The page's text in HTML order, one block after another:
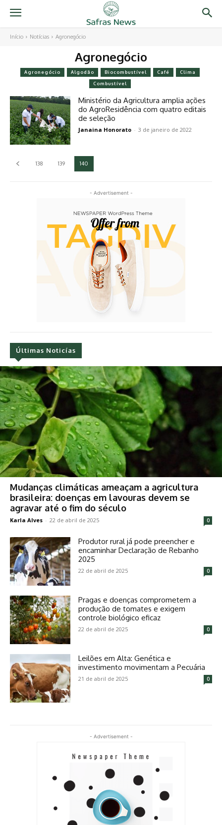
Início Notícias Agronegócio
Agronegócio
Agronegócio Algodão Biocombustível Café Clima
Combustível
- Advertisement -
Últimas Noticías
Mudanças climáticas ameaçam a agricultura
brasileira: doenças em lavouras devem se
agravar até o fim do século
Karla Alves - 22 de abril de 2025 0
Produtor rural já pode preencher e
encaminhar Declaração de Rebanho
2025
22 de abril de 2025 0
Pragas e doenças comprometem a
produção de tomates e exigem
controle biológico eficaz
22 de abril de 2025 0
Leilões em Alta: Genética e
investimento movimentam a Pecuária
21 de abril de 2025 0
Ministério da Agricultura amplia ações
do AgroResidência com quatro editais
de seleção
Janaina Honorato - 3 de janeiro de 2022
138 139 140
- Advertisement -